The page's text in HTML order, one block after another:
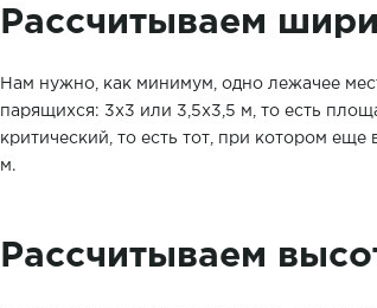
Рассчитываем
Нам нужно, как минимум, одно лежачее
парящихся: 3х3 или 3,5х3,5 м, то есть
критический, то есть тот, при котором еще
м.
Рассчитываем